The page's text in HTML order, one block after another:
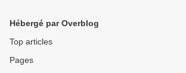
Hébergé par Overblog
Top articles
Pages